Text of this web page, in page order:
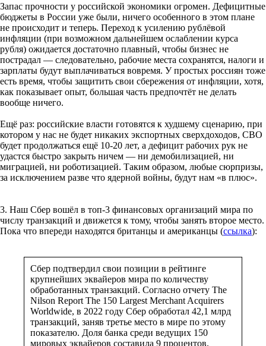
Запас прочности у российской экономики огромен. Дефицитные
бюджеты в России уже были, ничего особенного в этом плане
не происходит и теперь. Переход к усилению рублёвой
инфляции (при возможном дальнейшем ослаблении курса
рубля) ожидается достаточно плавный, чтобы бизнес не
пострадал — следовательно, рабочие места сохранятся, налоги и
зарплаты будут выплачиваться вовремя. У простых россиян тоже
есть время, чтобы защитить свои сбережения от инфляции, хотя,
как показывает опыт, большая часть предпочтёт не делать
вообще ничего.
Ещё раз: российские власти готовятся к худшему сценарию, при
котором у нас не будет никаких экспортных сверхдоходов, СВО
будет продолжаться ещё 10-20 лет, а дефицит рабочих рук не
удастся быстро закрыть ничем — ни демобилизацией, ни
миграцией, ни роботизацией. Таким образом, любые сюрпризы,
за исключением разве что ядерной войны, будут нам «в плюс».
3. Наш Сбер вошёл в топ-3 финансовых организаций мира по
числу транзакций и движется к тому, чтобы занять второе место.
Пока что впереди находятся британцы и американцы (ссылка):
Сбер подтвердил свои позиции в рейтинге
крупнейших эквайеров мира по количеству
обработанных транзакций. Согласно отчету The
Nilson Report The 150 Largest Merchant Acquirers
Worldwide, в 2022 году Сбер обработал 42,1 млрд
транзакций, заняв третье место в мире по этому
показателю. Доля банка среди ведущих 150
мировых эквайеров составила 9 процентов.